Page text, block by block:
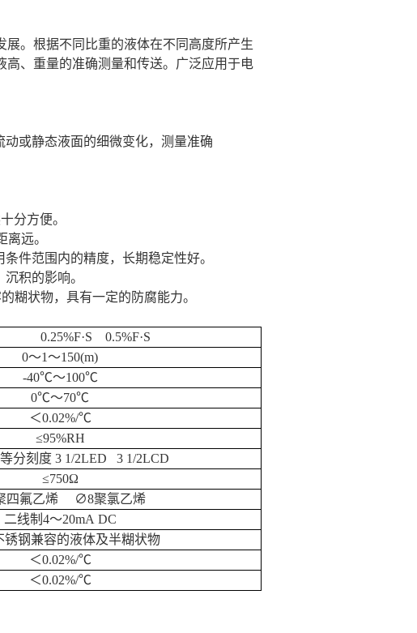
。根据不同比重的液体在不同高度所产生
、重量的准确测量和传送。 广泛应用于电
或静态液面的细微变化，测量准确
分方便。
远。
件范围内的精度，长期稳定性好。
积的影响。
状物，具有一定的防腐能力。
0.5%F·S
0～1～150(m)
-40℃～100℃
0℃～70℃
＜0.02%/℃
≤95%RH
等分刻度 3 1/2LED 3 1/2LCD
≤750Ω
四氟乙烯 ∅8聚氯乙烯
二线制 4～20mA DC
锈钢兼容的液体及半糊状物
＜0.02%/℃
＜0.02%/℃